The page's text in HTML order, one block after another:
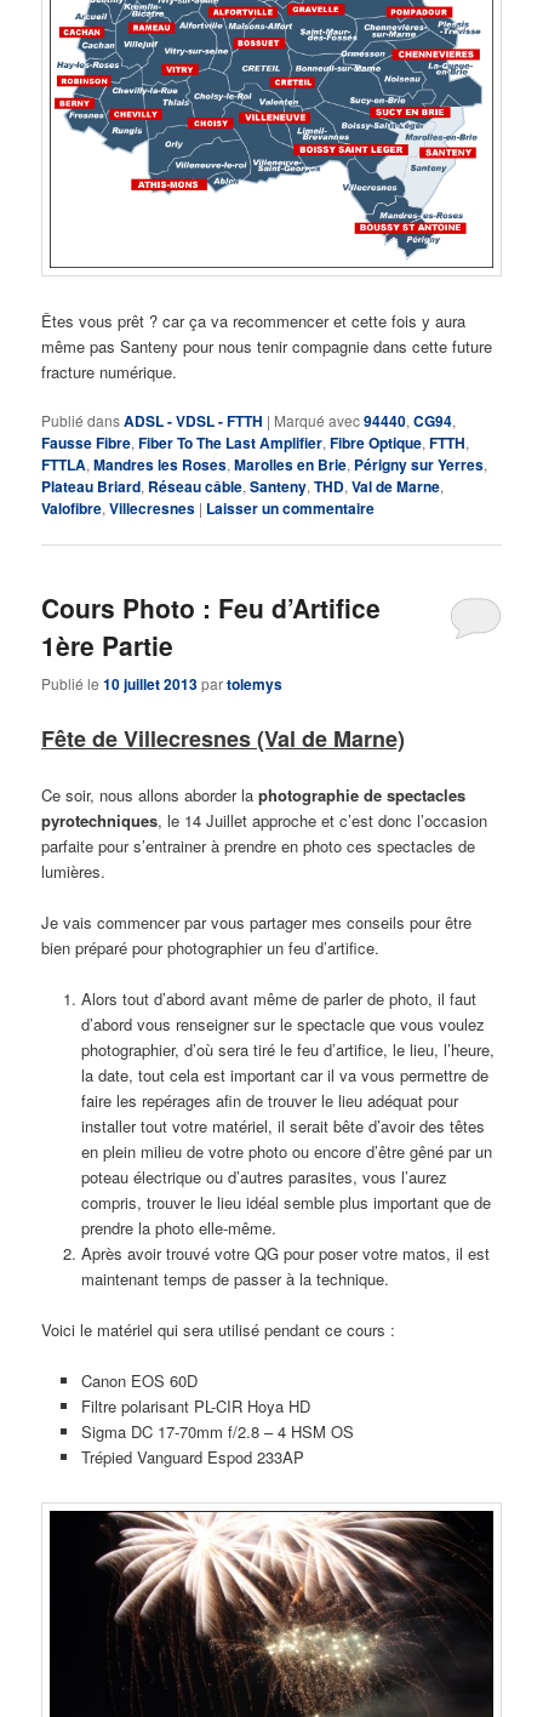
Êtes vous prêt ? car ça va recommencer et cette fois y aura
même pas Santeny pour nous tenir compagnie dans cette future
fracture numérique.
Publié dansADSL - VDSL - FTTH | Marqué avec94440,CG94,
Fausse Fibre,Fiber To The Last Amplifier,Fibre Optique,FTTH,
FTTLA,Mandres les Roses,Marolles en Brie, Périgny sur Yerres,
Plateau Briard, Réseau câble,Santeny,THD,Val de Marne,
Valofibre,Villecresnes | Laisser un commentaire
Cours Photo : Feu d’Artifice
1ère Partie
Publié le10 juillet 2013partolemys
Fête de Villecresnes (Val de Marne)
Ce soir, nous allons aborder laphotographie de spectacles
pyrotechniques, le 14 Juillet approche et c’est donc l’occasion
parfaite pour s’entrainer à prendre en photo ces spectacles de
lumières.
Je vais commencer par vous partager mes conseils pour être
bien préparé pour photographier un feu d’artifice.
Alors tout d’abord avant même de parler de photo, il faut
d’abord vous renseigner sur le spectacle que vous voulez
photographier, d’où sera tiré le feu d’artifice, le lieu, l’heure,
la date, tout cela est important car il va vous permettre de
faire les repérages afin de trouver le lieu adéquat pour
installer tout votre matériel, il serait bête d’avoir des têtes
en plein milieu de votre photo ou encore d’être gêné par un
poteau électrique ou d’autres parasites, vous l’aurez
compris, trouver le lieu idéal semble plus important que de
prendre la photo elle-même.
Après avoir trouvé votre QG pour poser votre matos, il est
maintenant temps de passer à la technique.
Voici le matériel qui sera utilisé pendant ce cours :
Canon EOS 60D
Filtre polarisant PL-CIR Hoya HD
Sigma DC 17-70mm f/2.8 – 4 HSM OS
Trépied Vanguard Espod 233AP